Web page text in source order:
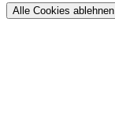
Alle Cookies ablehnen